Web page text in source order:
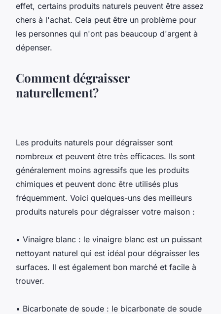
effet, certains produits naturels peuvent être assez
chers à l'achat. Cela peut être un problème pour
les personnes qui n'ont pas beaucoup d'argent à
dépenser.
Comment dégraisser
naturellement?
Les produits naturels pour dégraisser sont
nombreux et peuvent être très efficaces. Ils sont
généralement moins agressifs que les produits
chimiques et peuvent donc être utilisés plus
fréquemment. Voici quelques-uns des meilleurs
produits naturels pour dégraisser votre maison :
• Vinaigre blanc : le vinaigre blanc est un puissant
nettoyant naturel qui est idéal pour dégraisser les
surfaces. Il est également bon marché et facile à
trouver.
• Bicarbonate de soude : le bicarbonate de soude